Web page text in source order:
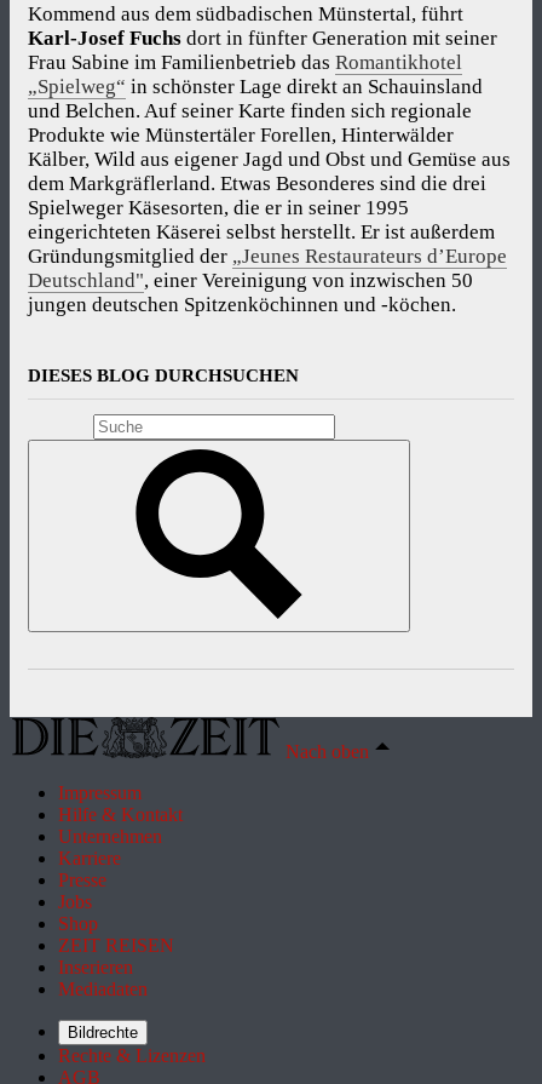
Kommend aus dem südbadischen Münstertal, führt
Karl-Josef Fuchs dort in fünfter Generation mit seiner
Frau Sabine im Familienbetrieb das Romantikhotel
„Spielweg“ in schönster Lage direkt an Schauinsland
und Belchen. Auf seiner Karte finden sich regionale
Produkte wie Münstertäler Forellen, Hinterwälder
Kälber, Wild aus eigener Jagd und Obst und Gemüse aus
dem Markgräflerland. Etwas Besonderes sind die drei
Spielweger Käsesorten, die er in seiner 1995
eingerichteten Käserei selbst herstellt. Er ist außerdem
Gründungsmitglied der „Jeunes Restaurateurs d’Europe
Deutschland", einer Vereinigung von inzwischen 50
jungen deutschen Spitzenköchinnen und -köchen.
DIESES BLOG DURCHSUCHEN
Nach oben
Impressum
Hilfe & Kontakt
Unternehmen
Karriere
Presse
Jobs
Shop
ZEIT REISEN
Inserieren
Mediadaten
Bildrechte
Rechte & Lizenzen
AGB